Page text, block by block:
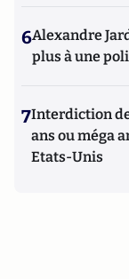
6Alexandre
plus à une
7Interdiction
ans ou méga
Etats-Unis